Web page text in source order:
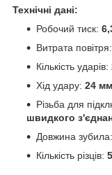
Технічні дані:
Робочий тиск:
Витрата
Кількість ударів:
Хід удару: 24 мм
Різьба для
швидкого
Довжина зубила:
Кількість різців: